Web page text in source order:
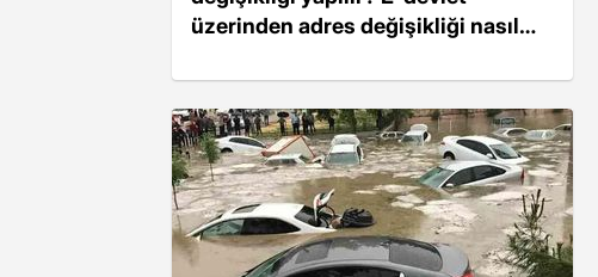
üzerinden adres değişikliği nasıl